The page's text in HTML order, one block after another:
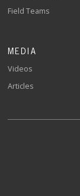
Field Teams
MEDIA
Videos
Articles